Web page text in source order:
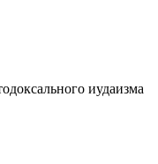
иудаизма